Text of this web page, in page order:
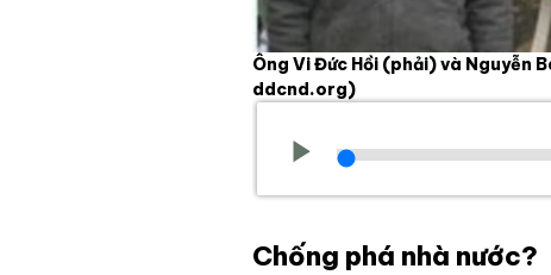
Ông Vi Đức Hồi (phải) và Nguyễn
ddcnd.org)
Chống phá nhà nước?